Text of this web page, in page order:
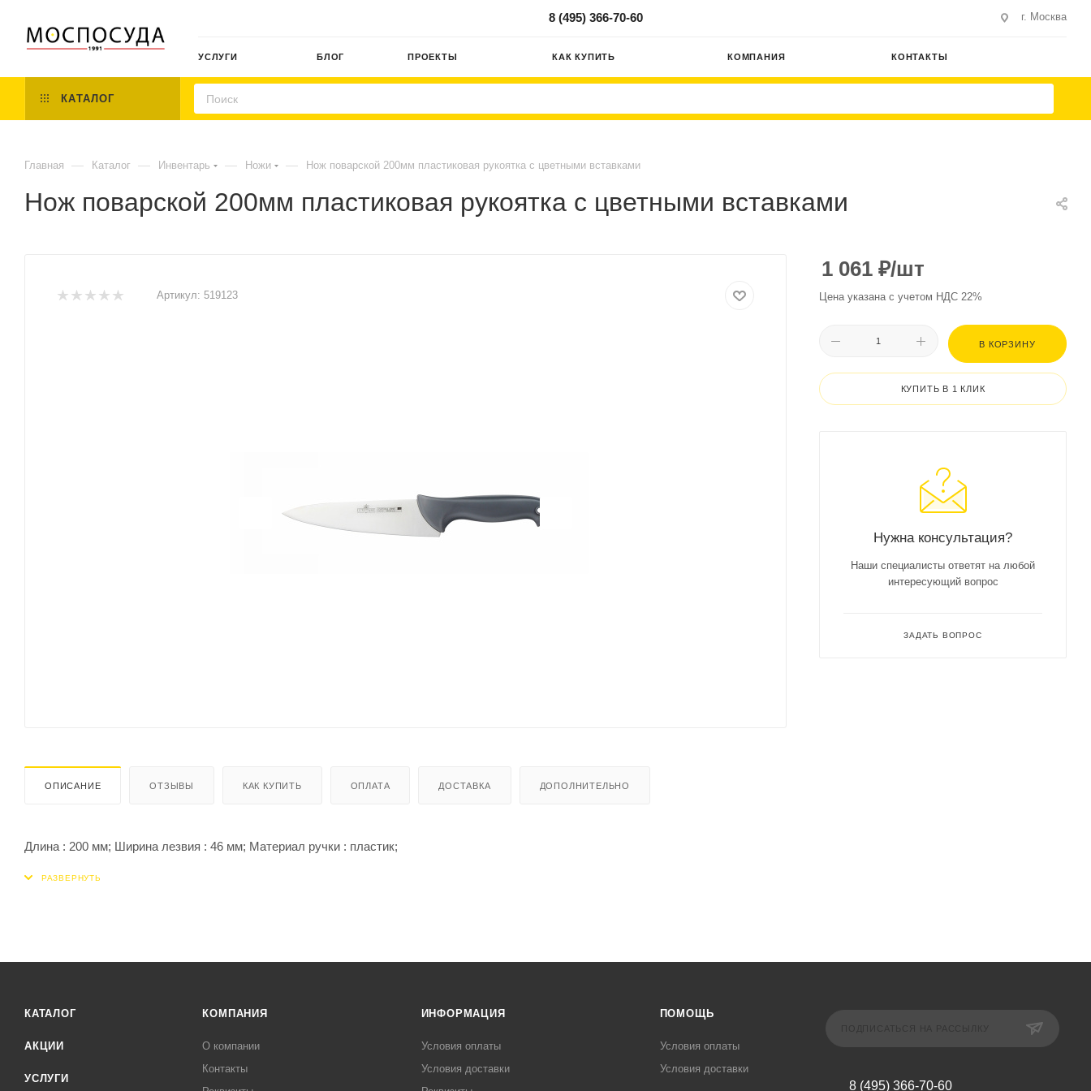
8 (495) 366-70-60 г. Москва
УСЛУГИ БЛОГ ПРОЕКТЫ КАК КУПИТЬ КОМПАНИЯ КОНТАКТЫ
КАТАЛОГ
Главная — Каталог — Инвентарь — Ножи — Нож поварской 200мм пластиковая рукоятка с цветными вставками
Нож поварской 200мм пластиковая рукоятка с цветными вставками
Артикул: 519123
ОПИСАНИЕ ОТЗЫВЫ КАК КУПИТЬ ОПЛАТА ДОСТАВКА ДОПОЛНИТЕЛЬНО
Длина : 200 мм; Ширина лезвия : 46 мм; Материал ручки : пластик;
1 061 ₽/шт
Цена указана с учетом НДС 22%
В КОРЗИНУ
КУПИТЬ В 1 КЛИК
Нужна консультация?
Наши специалисты ответят на любой
интересующий вопрос
ЗАДАТЬ ВОПРОС
КАТАЛОГ
АКЦИИ
УСЛУГИ
КОМПАНИЯ
О компании
Контакты
ИНФОРМАЦИЯ
Условия оплаты
Условия доставки
ПОМОЩЬ
Условия оплаты
Условия доставки
8 (495) 366-70-60